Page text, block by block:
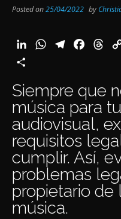
Posted on25/04/2022 by
LinkedInWhatsApp
Telegram
Siempre que
música para
audiovisual,
requisitos
cumplir. Así,
problemas
propietario de
música.